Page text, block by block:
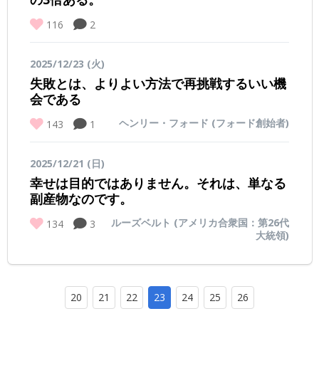
116 2
2025/12/23 (火)
失敗とは、よりよい方法で再挑戦するいい機
会である
143 1 ヘンリー・フォード (フォード創始者)
2025/12/21 (日)
幸せは目的ではありません。それは、単なる
副産物なのです。
134 3
ルーズベルト (アメリカ合衆国：第26代
大統領)
20 21 22 23 24 25 26